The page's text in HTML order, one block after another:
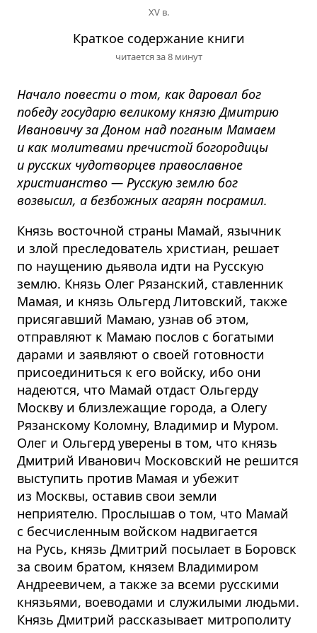
XV в.
Краткое содержание книги
читается за 8 минут
Начало повести о том, как даровал бог
победу государю великому князю Дмитрию
Ивановичу за Доном над поганым Мамаем
и как молитвами пречистой богородицы
и русских чудотворцев православное
христианство — Русскую землю бог
возвысил, а безбожных агарян посрамил.
Князь восточной страны Мамай, язычник
и злой преследователь христиан, решает
по наущению дьявола идти на Русскую
землю. Князь Олег Рязанский, ставленник
Мамая, и князь Ольгерд Литовский, также
присягавший Мамаю, узнав об этом,
отправляют к Мамаю послов с богатыми
дарами и заявляют о своей готовности
присоединиться к его войску, ибо они
надеются, что Мамай отдаст Ольгерду
Москву и близлежащие города, а Олегу
Рязанскому Коломну, Владимир и Муром.
Олег и Ольгерд уверены в том, что князь
Дмитрий Иванович Московский не решится
выступить против Мамая и убежит
из Москвы, оставив свои земли
неприятелю. Прослышав о том, что Мамай
с бесчисленным войском надвигается
на Русь, князь Дмитрий посылает в Боровск
за своим братом, князем Владимиром
Андреевичем, а также за всеми русскими
князьями, воеводами и служилыми людьми.
Князь Дмитрий рассказывает митрополиту